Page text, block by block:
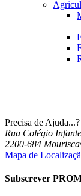
Precisa de Ajuda...?
Rua Colégio Infante
2200-684
Mapa de
Subscrever